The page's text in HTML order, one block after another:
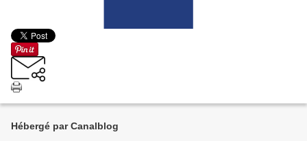
Hébergé par Canalblog